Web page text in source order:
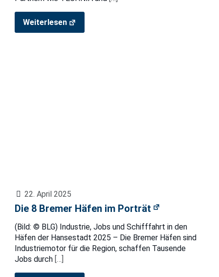
Weiterlesen
22. April 2025
Die 8 Bremer Häfen im Porträt
(Bild: © BLG) Industrie, Jobs und Schifffahrt in den
Häfen der Hansestadt 2025 – Die Bremer Häfen sind
Industriemotor für die Region, schaffen Tausende
Jobs durch […]